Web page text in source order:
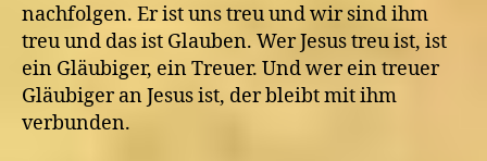
nachfolgen. Er ist uns treu und wir sind ihm
treu und das ist Glauben. Wer Jesus treu ist, ist
ein Gläubiger, ein Treuer. Und wer ein treuer
Gläubiger an Jesus ist, der bleibt mit ihm
verbunden.